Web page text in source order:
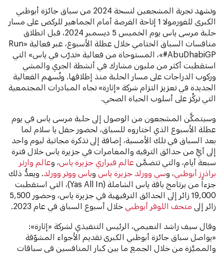
وتشهد تجربة المشجعين لنسخة 2024 من سباق جائزة أبوظبي
الكبرى للفورمولا 1 إتاحة الفرصة أمام الجماهير للركض على مسار
حلبة مرسى ياس يوم الخميس 5 ديسمبر 2024، قبل انطلاق
منافسات السباق الختامي خلال عطلة الأسبوع، عبر فعالية «Run
#AbuDhabiGP»، المستوحاة من فعالية «تدرّب في ياس» التي
استقطبت أكثر من مليون مشارك في أنشطة الجري والمشي
وركوب الدراجات على مسار الحلبة منذ إطلاقها. وتُسهم الفعالية
الجديدة في تعزيز التزام شركة «إثارة» تجاه المبادرات المجتمعية
التي تركِّز على أسلوب الحياة الصحي.
وسيتمكَّن المشجعون من الوصول إلى حلبة مرسى ياس في يوم
عطلة الأسبوع الذي اختاروه للسباق، لحضور حفل يا سلام لما
بعد السباق في تلك الأمسية، إضافة إلى تذكرة مجانية ليوم واحد
إلى أيٍّ من حدائق الترفيه والمغامرات في جزيرة ياس خلال فترة
سبعة أيام، والتي تتضمَّنعالم فيراري جزيرة ياس ، وعالم وارنر
براذرز أبوظبي ، وسي وورلد جزيرة ياس وياس ووتر وورلد. ويعدُّ ذلك
جزءاً من برنامج باقة ياس الشاملة (Yas All In)، التي استقطبت
19,000 زائر إلى الحدائق الترفيهية في جزيرة ياس، وحضور 5,500
زائر إلى متحف اللوفر أبوظبي خلال أسبوع السباق في عام 2023.
وقال سيف راشد النعيمي، الرئيس التنفيذي لشركة «إثارة»:
«يواصل سباق جائزة أبوظبي الكبرى تقديم الأجواء المشوّقة
والمميَّزة من خلال الجمع ما بين كبار المنافسين في سباقات